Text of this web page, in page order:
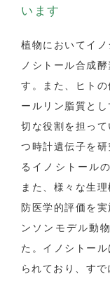
います
植物においてイ
ノシトール合成
す。また、ヒト
ールリン脂質と
切な役割を担っ
つ時計遺伝子を
るイノシトール
また、様々な生
防医学的評価を
ンソンモデル動
た。イノシトー
られており、す